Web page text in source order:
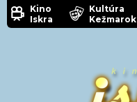
Kino
Iskra
Kultúra
Kežmarok